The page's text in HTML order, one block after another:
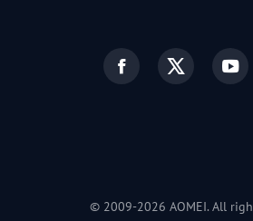
© 2009-2026 AOMEI. All